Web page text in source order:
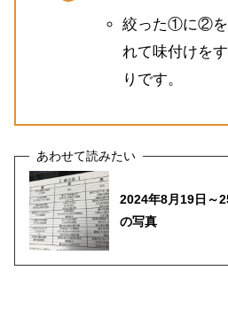
絞った①に②
れて味付けを
りです。
2024年8月19日～
の写真